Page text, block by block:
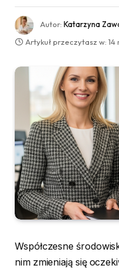
Autor: Katarzyna
Artykuł przeczytasz w: 14
Współczesne
nim zmieniają się